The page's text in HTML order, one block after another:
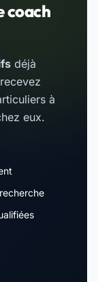
coach
déjà
à
eux.